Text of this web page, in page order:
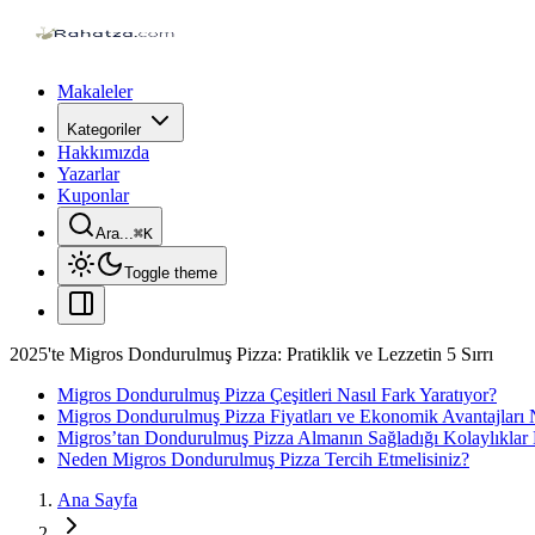
Makaleler
Kategoriler
Hakkımızda
Yazarlar
Kuponlar
Ara...⌘K
Toggle theme
2025'te Migros Dondurulmuş Pizza: Pratiklik ve Lezzetin 5 Sırrı
Migros Dondurulmuş Pizza Çeşitleri Nasıl Fark Yaratıyor?
Migros Dondurulmuş Pizza Fiyatları ve Ekonomik Avantajları
Migros’tan Dondurulmuş Pizza Almanın Sağladığı
Neden Migros Dondurulmuş Pizza Tercih Etmelisiniz?
Ana Sayfa